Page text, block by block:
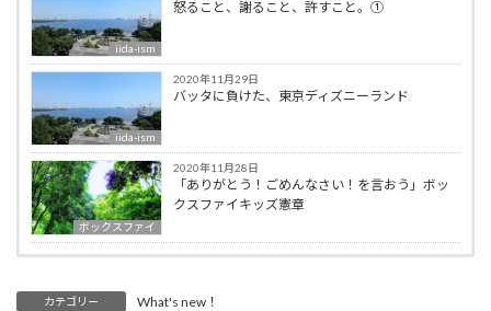
iida-ism
怒ること、謝ること、許すこと。①
iida-ism
2020年11月29日
バッタに負けた、東京ディズニーランド
ボックスファイ
2020年11月28日
「ありがとう！ごめんなさい！を言おう」ボッ
クスファイキッズ憲章
カテゴリー What's new！